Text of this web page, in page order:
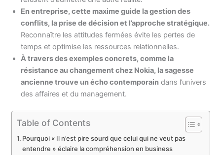
En entreprise, cette maxime guide la gestion des
conflits, la prise de décision et l’approche stratégique.
Reconnaître les attitudes fermées évite les pertes de
temps et optimise les ressources relationnelles.
À travers des exemples concrets, comme la
résistance au changement chez Nokia, la sagesse
ancienne trouve un écho contemporain dans l’univers
des affaires et du management.
Table of Contents
Pourquoi « Il n’est pire sourd que celui qui ne veut pas
entendre » éclaire la compréhension en business